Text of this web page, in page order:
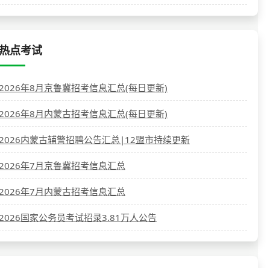
点考试
年8月京鲁冀招考信息汇总(每日更新)
年8月内蒙古招考信息汇总(每日更新)
内蒙古辅警招聘公告汇总|12盟市持续更新
年7月京鲁冀招考信息汇总
年7月内蒙古招考信息汇总
国家公务员考试招录3.81万人公告